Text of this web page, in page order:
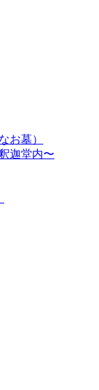
お墓）
迦堂内〜